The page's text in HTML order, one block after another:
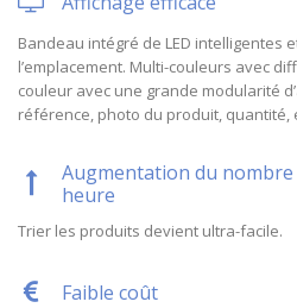
Bandeau intégré de LED intelligentes
l’emplacement. Multi-couleurs avec
couleur avec une grande modularité
référence, photo du produit, quantité,
Augmentation du
heure
Trier les produits devient ultra-facile.
Faible coût